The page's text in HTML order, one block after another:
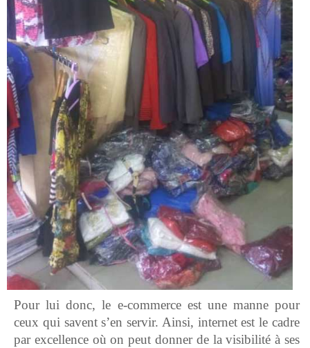
Pour lui donc, le e-commerce est une manne pour
ceux qui savent s’en servir. Ainsi, internet est le cadre
par excellence où on peut donner de la visibilité à ses